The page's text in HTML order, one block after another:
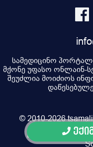
სამედიცინო
მქონე უფასო ონლაინ-
შეუძლია მოიძიოს
© 2010-2026
Developed by